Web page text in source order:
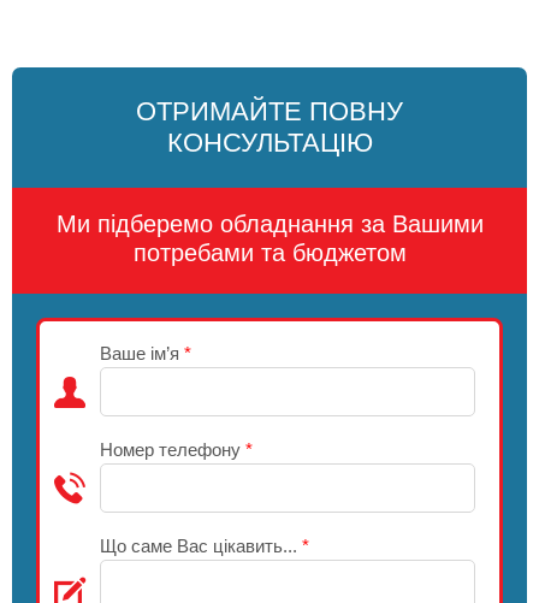
ОТРИМАЙТЕ ПОВНУ
КОНСУЛЬТАЦІЮ
Ми підберемо обладнання за Вашими
потребами та бюджетом
Ваше ім’я *
Номер телефону *
Що саме Вас цікавить... *